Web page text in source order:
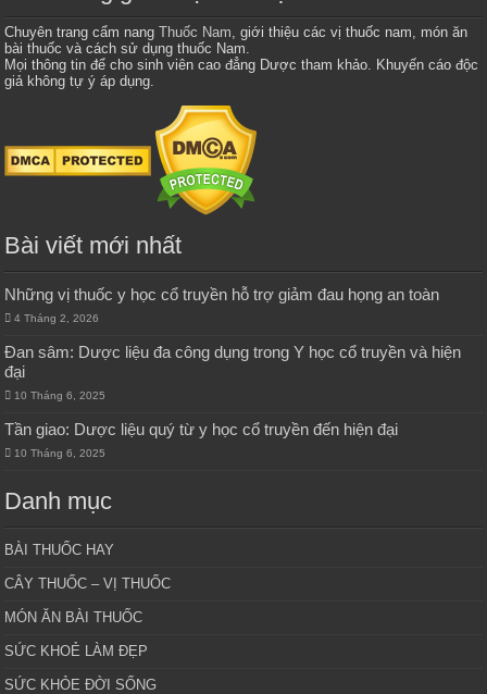
Chuyên trang cẩm nangThuốc Nam, giới thiệu các vị thuốc nam, món ăn
bài thuốc và cách sử dụng thuốc Nam.
Mọi thông tin để cho sinh viên cao đẳng Dược tham khảo. Khuyến cáo độc
giả không tự ý áp dụng.
Bài viết mới nhất
Những vị thuốc y học cổ truyền hỗ trợ giảm đau họng an toàn
4 Tháng 2, 2026
Đan sâm: Dược liệu đa công dụng trong Y học cổ truyền và hiện
đại
10 Tháng 6, 2025
Tần giao: Dược liệu quý từ y học cổ truyền đến hiện đại
10 Tháng 6, 2025
Danh mục
BÀI THUỐC HAY
CÂY THUỐC – VỊ THUỐC
MÓN ĂN BÀI THUỐC
SỨC KHOẺ LÀM ĐẸP
SỨC KHỎE ĐỜI SỐNG